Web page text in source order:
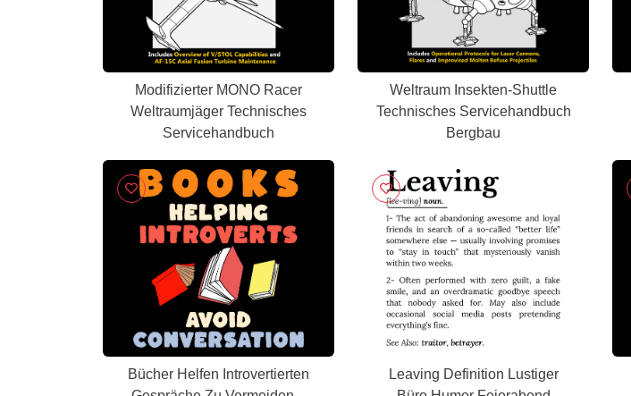
Modifizierter MONO Racer
Weltraumjäger Technisches
Servicehandbuch
Weltraum Insekten-Shuttle
Technisches Servicehandbuch
Bergbau
Bücher Helfen Introvertierten
Leaving Definition Lustiger